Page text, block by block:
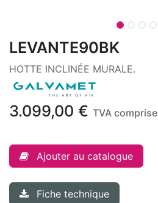
LEVANTE90BK
HOTTE INCLINÉE MURALE.
3.099,00 € TVA comprise
Ajouter au catalogue
Fiche technique